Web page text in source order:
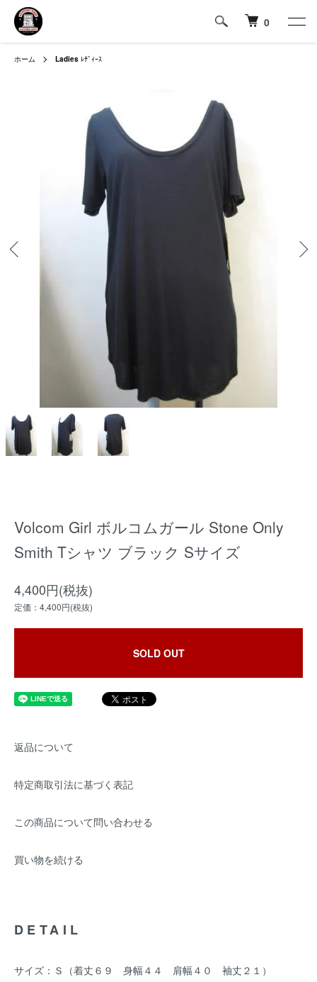
0
ホーム Ladies ﾚﾃﾞｨｰｽ
Volcom Girl ボルコムガール Stone Only
Smith Tシャツ ブラック Sサイズ
4,400円(税抜)
定価：4,400円(税抜)
SOLD OUT
返品について
特定商取引法に基づく表記
この商品について問い合わせる
買い物を続ける
DETAIL
サイズ：Ｓ（着丈６９ 身幅４４ 肩幅４０ 袖丈２１）